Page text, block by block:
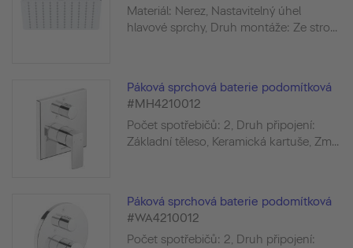
Materiál: Nerez, Nastavitelný úhel
hlavové sprchy, Druh montáže: Ze stro...
Páková sprchová baterie podomítková
#MH4210012
Počet spotřebičů: 2, Druh připojení:
Základní těleso, Keramická kartuše, Zm...
Páková sprchová baterie podomítková
#WA4210012
Počet spotřebičů: 2, Druh připojení: